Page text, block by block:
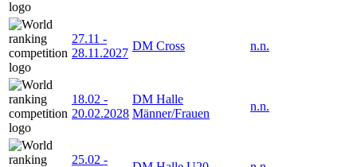
27.11 -
28.11.2027
DM Cross n.n.
18.02 -
20.02.2028
DM Halle
Männer/Frauen
n.n.
25.02 -